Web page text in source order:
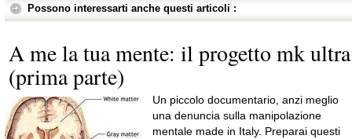
Possono interessarti anche questi articoli :
A me la tua mente: il progetto mk ultra
(prima parte)
Un piccolo documentario, anzi meglio
una denuncia sulla manipolazione
mentale made in Italy. Preparai questi